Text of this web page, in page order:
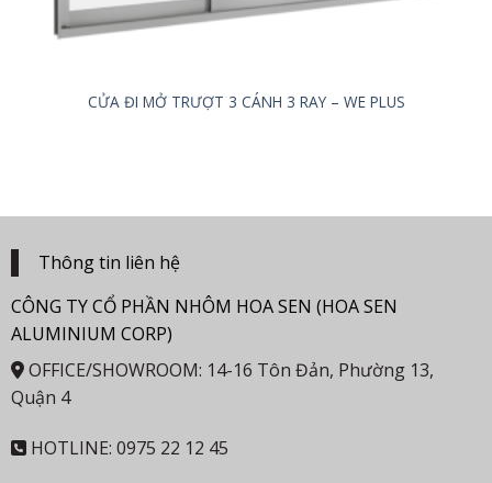
CỬA ĐI MỞ TRƯỢT 3 CÁNH 3 RAY – WE PLUS
Thông tin liên hệ
CÔNG TY CỔ PHẦN NHÔM HOA SEN (HOA SEN
ALUMINIUM CORP)
OFFICE/SHOWROOM: 14-16 Tôn Đản, Phường 13,
Quận 4
HOTLINE: 0975 22 12 45